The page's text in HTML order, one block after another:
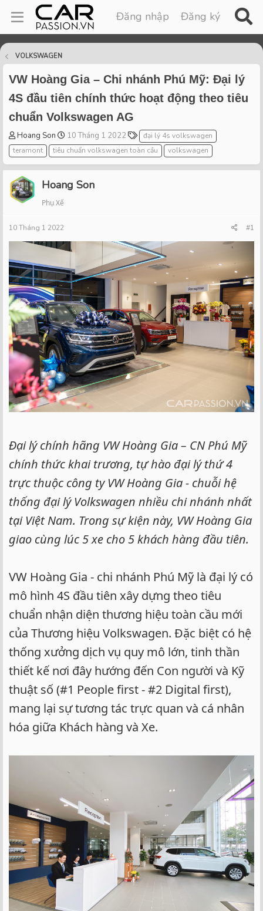
Đăng nhập Đăng ký
VOLKSWAGEN
VW Hoàng Gia – Chi nhánh Phú Mỹ: Đại lý
4S đầu tiên chính thức hoạt động theo tiêu
chuẩn Volkswagen AG
T
h
r
e
a
d
s
a
r
e
r
Hoang Son
S
t
a
r
t
d
10 Tháng 1 2022
T
a
g
s
đại lý 4s volkswagen
teramont
tiêu chuẩn volkswagen toàn cầu volkswagen
Hoang Son
Phụ Xế
10 Tháng 1 2022 #1
Đại lý chính hãng VW Hoàng Gia – CN Phú Mỹ
chính thức khai trương, tự hào đại lý thứ 4
trực thuộc công ty VW Hoàng Gia - chuỗi hệ
thống đại lý Volkswagen nhiều chi nhánh nhất
tại Việt Nam. Trong sự kiện này, VW Hoàng Gia
giao cùng lúc 5 xe cho 5 khách hàng đầu tiên.
VW Hoàng Gia - chi nhánh Phú Mỹ là đại lý có
mô hình 4S đầu tiên xây dựng theo tiêu
chuẩn nhận diện thương hiệu toàn cầu mới
của Thương hiệu Volkswagen. Đặc biệt có hệ
thống xưởng dịch vụ quy mô lớn, tinh thần
thiết kế nơi đây hướng đến Con người và Kỹ
thuật số (#1 People first - #2 Digital first),
mang lại sự tương tác trực quan và cá nhân
hóa giữa Khách hàng và Xe.